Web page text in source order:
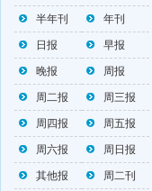
半年刊 年刊
日报 早报
晚报 周报
周二报 周三报
周四报 周五报
周六报 周日报
其他报 周二刊